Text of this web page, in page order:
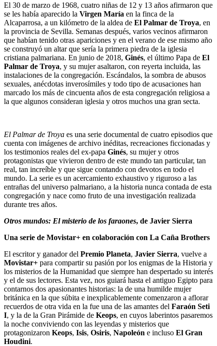
El 30 de marzo de 1968, cuatro niñas de 12 y 13 años afirmaron que
se les había aparecido la Virgen María en la finca de la
Alcaparrosa, a un kilómetro de la aldea de El Palmar de Troya, en
la provincia de Sevilla. Semanas después, varios vecinos afirmaron
que habían tenido otras apariciones y en el verano de ese mismo año
se construyó un altar que sería la primera piedra de la iglesia
cristiana palmariana. En junio de 2018, Ginés, el último Papa de El
Palmar de Troya, y su mujer asaltaron, con reyerta incluida, las
instalaciones de la congregación. Escándalos, la sombra de abusos
sexuales, anécdotas inverosímiles y todo tipo de acusaciones han
marcado los más de cincuenta años de esta congregación religiosa a
la que algunos consideran iglesia y otros muchos una gran secta.
El Palmar de Troya es una serie documental de cuatro episodios que
cuenta con imágenes de archivo inéditas, recreaciones ficcionadas y
los testimonios reales del ex-papa Ginés, su mujer y otros
protagonistas que vivieron dentro de este mundo tan particular, tan
real, tan increíble y que sigue contando con devotos en todo el
mundo. La serie es un acercamiento exhaustivo y riguroso a las
entrañas del universo palmariano, a la historia nunca contada de esta
congregación y nace como fruto de una investigación realizada
durante tres años.
Otros mundos: El misterio de los faraones, de Javier Sierra
Una serie de Movistar+ en colaboración con La Caña Brothers
El escritor y ganador del Premio Planeta, Javier Sierra, vuelve a
Movistar+ para compartir su pasión por los enigmas de la Historia y
los misterios de la Humanidad que siempre han despertado su interés
y el de sus lectores. Esta vez, nos guiará hasta el antiguo Egipto para
contarnos dos apasionantes historias: la de una humilde mujer
británica en la que súbita e inexplicablemente comenzaron a aflorar
recuerdos de otra vida en la fue una de las amantes del Faraón Seti
I, y la de la Gran Pirámide de Keops, en cuyos laberintos pasaremos
la noche conviviendo con las leyendas y misterios que
protagonizaron Keops, Isis, Osiris, Napoleón e incluso El Gran
Houdini.